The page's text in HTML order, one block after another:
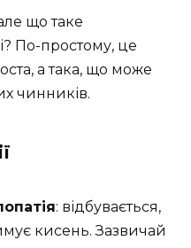
що таке
По-простому, це
а така, що може
чинників.
: відбувається,
кисень. Зазвичай